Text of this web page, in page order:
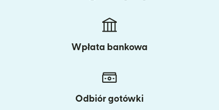
Wpłata bankowa
Odbiór gotówki